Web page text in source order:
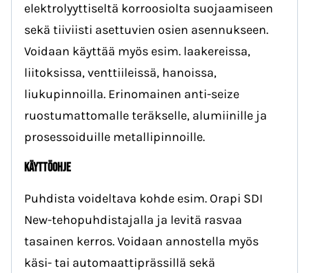
elektrolyyttiseltä korroosiolta suojaamiseen
sekä tiiviisti asettuvien osien asennukseen.
Voidaan käyttää myös esim. laakereissa,
liitoksissa, venttiileissä, hanoissa,
liukupinnoilla. Erinomainen anti-seize
ruostumattomalle teräkselle, alumiinille ja
prosessoiduille metallipinnoille.
KÄYTTÖOHJE
Puhdista voideltava kohde esim. Orapi SDI
New-tehopuhdistajalla ja levitä rasvaa
tasainen kerros. Voidaan annostella myös
käsi- tai automaattiprässillä sekä